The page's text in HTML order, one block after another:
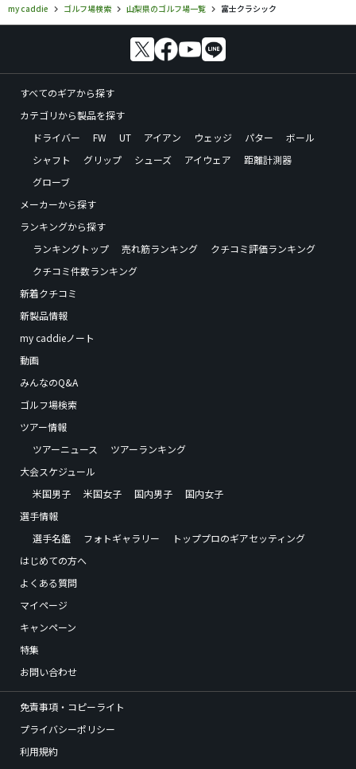
my caddie ゴルフ場検索 山梨県のゴルフ場一覧 富士クラシック
すべてのギアから探す
カテゴリから製品を探す
ドライバー
FW UT アイアン ウェッジ パター
ボール
シャフト
グリップ シューズ アイウェア
距離計測器
グローブ
メーカーから探す
ランキングから探す
ランキングトップ
売れ筋ランキング
クチコミ評価ランキング
クチコミ件数ランキング
新着クチコミ
新製品情報
my caddieノート
動画
みんなのQ&A
ゴルフ場検索
ツアー情報
ツアーニュース
ツアーランキング
大会スケジュール
米国男子
米国女子 国内男子
国内女子
選手情報
選手名鑑
フォトギャラリー
トッププロのギアセッティング
はじめての方へ
よくある質問
マイページ
キャンペーン
特集
お問い合わせ
免責事項・コピーライト
プライバシーポリシー
利用規約